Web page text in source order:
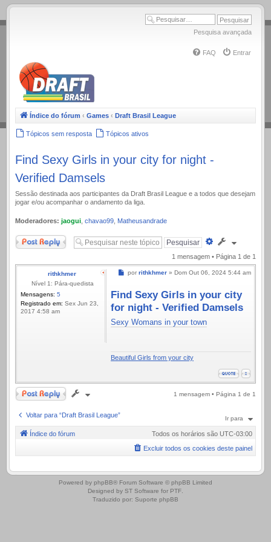
.
Pesquisa avançada
FAQ Entrar
Índice do fórum ‹ Games ‹ Draft Brasil League
Tópicos sem resposta Tópicos ativos
Find Sexy Girls in your city for night -
Verified Damsels
Sessão destinada aos participantes da Draft Brasil League e a todos que desejam
jogar e/ou acompanhar o andamento da liga.
Moderadores: jaogui chavao99 Matheusandrade
Responder
Pesquisa
avançada
1 mensagem • Página 1 de 1
rithkhmer
Nível 1: Pára-quedista
Mensagens: 5
Registrado em: Sex Jun 23,
2017 4:58 am
Mensagem
por rithkhmer » Dom Out 06, 2024 5:44 am
Find Sexy Girls in your city
for night - Verified Damsels
Sexy Womans in your town
Beautiful Girls from your city
Responder 1 mensagem • Página 1 de 1
Voltar para “Draft Brasil League” Ir para
Índice do fórum Todos os horários são UTC-03:00
Excluir todos os cookies deste painel
.
Powered by phpBB® Forum Software © phpBB Limited
Designed by ST Software for PTF.
Traduzido por: Suporte phpBB